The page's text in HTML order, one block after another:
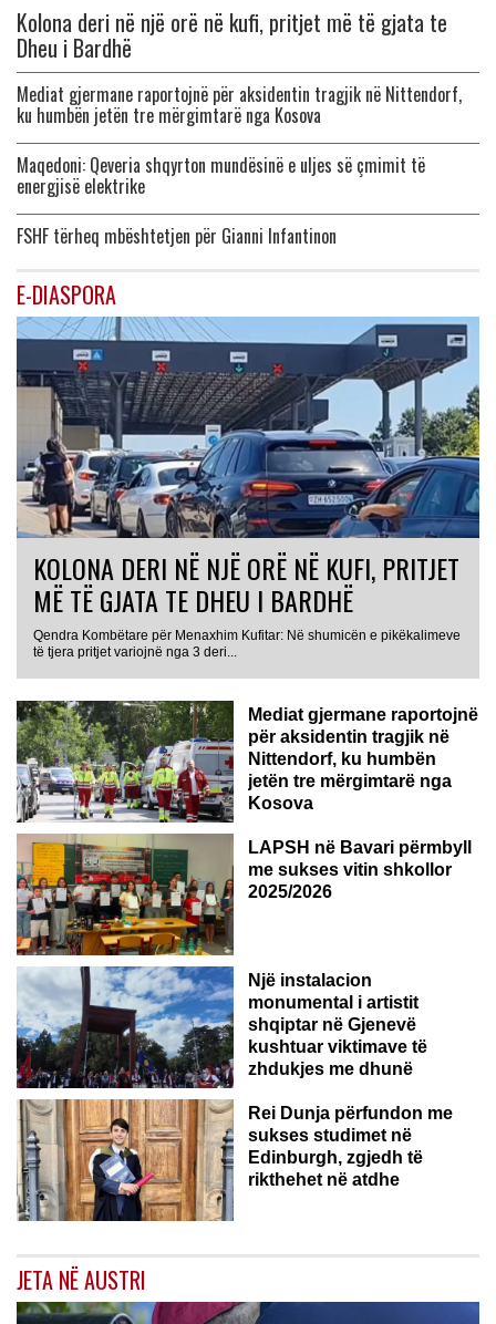
Kolona deri në një orë në kufi, pritjet më të gjata te
Dheu i Bardhë
Mediat gjermane raportojnë për aksidentin tragjik në Nittendorf,
ku humbën jetën tre mërgimtarë nga Kosova
Maqedoni: Qeveria shqyrton mundësinë e uljes së çmimit të
energjisë elektrike
FSHF tërheq mbështetjen për Gianni Infantinon
E-DIASPORA
KOLONA DERI NË NJË ORË NË KUFI, PRITJET
MË TË GJATA TE DHEU I BARDHË
Qendra Kombëtare për Menaxhim Kufitar: Në shumicën e pikëkalimeve
të tjera pritjet variojnë nga 3 deri...
GJERMANI
Mediat gjermane raportojnë
për aksidentin tragjik në
Nittendorf, ku humbën
jetën tre mërgimtarë nga
Kosova
LAPSH në Bavari përmbyll
me sukses vitin shkollor
2025/2026
Një instalacion
monumental i artistit
shqiptar në Gjenevë
kushtuar viktimave të
zhdukjes me dhunë
Rei Dunja përfundon me
sukses studimet në
Edinburgh, zgjedh të
rikthehet në atdhe
JETA NË AUSTRI